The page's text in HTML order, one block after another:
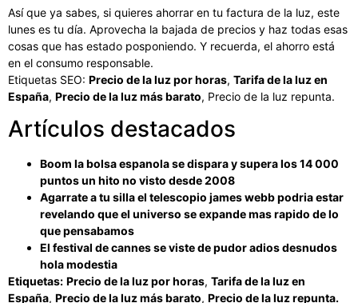
Así que ya sabes, si quieres ahorrar en tu factura de la luz, este
lunes es tu día. Aprovecha la bajada de precios y haz todas esas
cosas que has estado posponiendo. Y recuerda, el ahorro está
en el consumo responsable.
Etiquetas SEO: Precio de la luz por horas, Tarifa de la luz en
España, Precio de la luz más barato, Precio de la luz repunta.
Artículos destacados
Boom la bolsa espanola se dispara y supera los 14 000
puntos un hito no visto desde 2008
Agarrate a tu silla el telescopio james webb podria estar
revelando que el universo se expande mas rapido de lo
que pensabamos
El festival de cannes se viste de pudor adios desnudos
hola modestia
Etiquetas: Precio de la luz por horas, Tarifa de la luz en
España, Precio de la luz más barato, Precio de la luz repunta.